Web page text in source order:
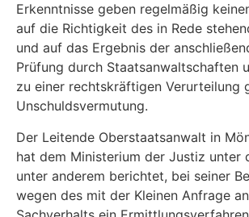
Erkenntnisse geben regelmäßig
auf die Richtigkeit des in Rede
und auf das Ergebnis der
Prüfung durch Staatsanwaltschaften
zu einer rechtskräftigen Verurteilung
Unschuldsvermutung.
Der Leitende Oberstaatsanwalt in
hat dem Ministerium der Justiz unter
unter anderem berichtet, bei seiner
wegen des mit der Kleinen Anfrage